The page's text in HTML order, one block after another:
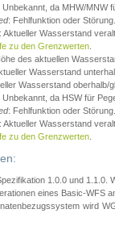
Unbekannt, da MHW/MNW
: Fehlfunktion oder
: Aktueller Wasserstand
zu den Grenzwerten
des aktuellen
Wasserstand
Wasserstand oberhalb/
Unbekannt, da HSW für
: Fehlfunktion oder
: Aktueller Wasserstand
zu den Grenzwerten
1.0.0 und 1.1.0.
eines Basic-WFS
wird